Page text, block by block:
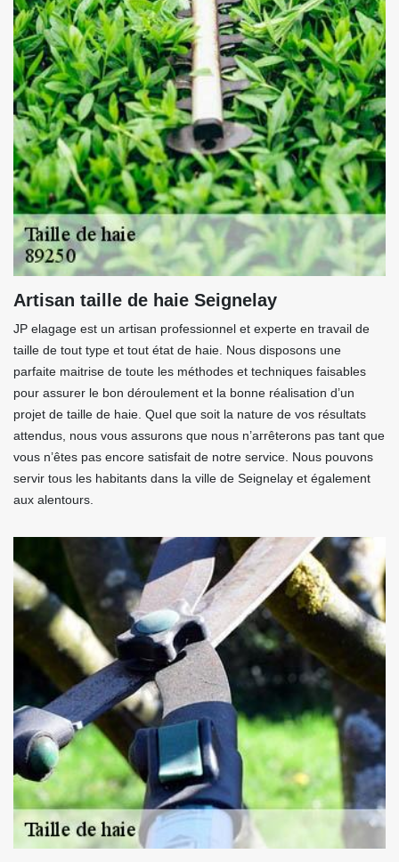
Artisan taille de haie Seignelay
JP elagage est un artisan professionnel et experte en travail de
taille de tout type et tout état de haie. Nous disposons une
parfaite maitrise de toute les méthodes et techniques faisables
pour assurer le bon déroulement et la bonne réalisation d’un
projet de taille de haie. Quel que soit la nature de vos résultats
attendus, nous vous assurons que nous n’arrêterons pas tant que
vous n’êtes pas encore satisfait de notre service. Nous pouvons
servir tous les habitants dans la ville de Seignelay et également
aux alentours.